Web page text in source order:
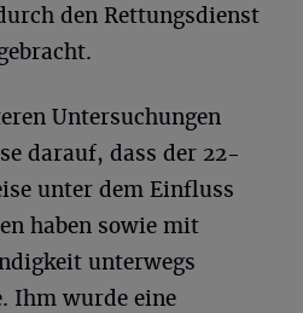
den Rettungsdienst
Untersuchungen
darauf, dass der 22-
unter dem Einfluss
haben sowie mit
unterwegs
Ihm wurde eine